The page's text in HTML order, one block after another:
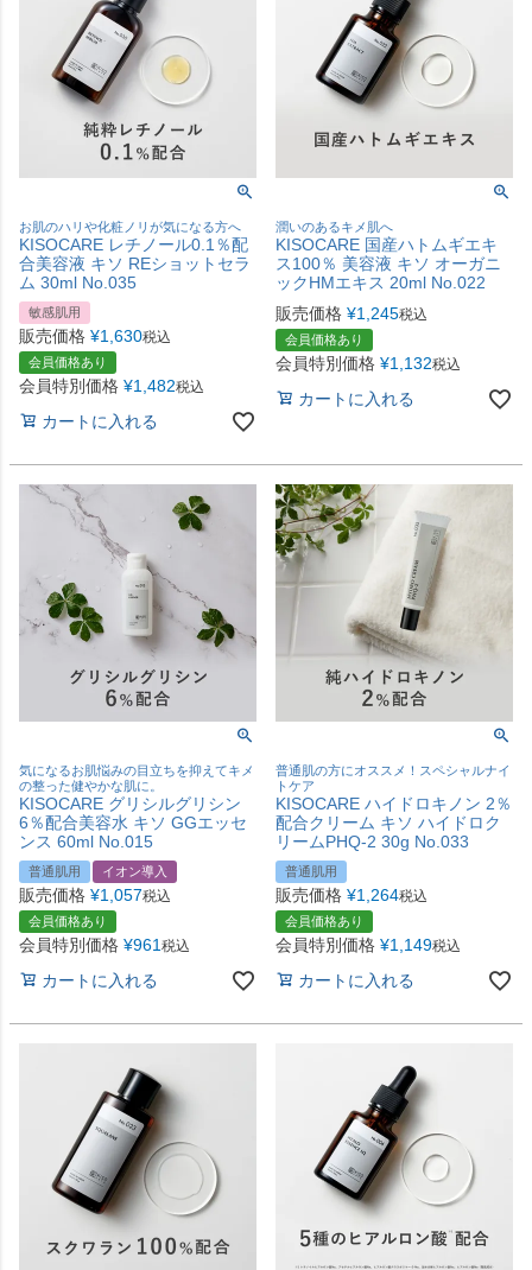
お肌のハリや化粧ノリが気になる方へ
KISOCARE レチノール0.1％配
合美容液 キソ REショットセラ
ム 30ml No.035
敏感肌用
販売価格 ¥1,630税込
会員価格あり
会員特別価格 ¥1,482税込
カートに入れる
潤いのあるキメ肌へ
KISOCARE 国産ハトムギエキ
ス100％ 美容液 キソ オーガニ
ックHMエキス 20ml No.022
販売価格 ¥1,245税込
会員価格あり
会員特別価格 ¥1,132税込
カートに入れる
気になるお肌悩みの目立ちを抑えてキメ
の整った健やかな肌に。
KISOCARE グリシルグリシン
6％配合美容水 キソ GGエッセ
ンス 60ml No.015
普通肌用 イオン導入
販売価格 ¥1,057税込
会員価格あり
会員特別価格 ¥961 税込
カートに入れる
普通肌の方にオススメ！スペシャルナイ
トケア
KISOCARE ハイドロキノン 2％
配合クリーム キソ ハイドロク
リームPHQ-2 30g No.033
普通肌用
販売価格 ¥1,264税込
会員価格あり
会員特別価格 ¥1,149税込
カートに入れる